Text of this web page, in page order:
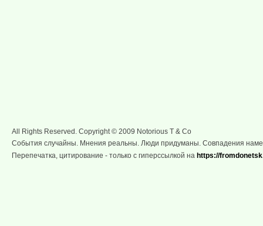
All Rights Reserved. Copyright © 2009 Notorious T & Co
События случайны. Мнения реальны. Люди придуманы. Совпадения
Перепечатка, цитирование - только с гиперссылкой на https://